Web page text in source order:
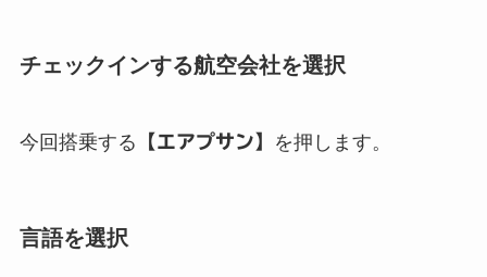
チェックインする航空会社を選択
今回搭乗する 【エアプサン】 を押します。
言語を選択